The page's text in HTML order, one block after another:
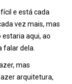
e está cada
vez mais, mas
aqui, ao
falar dela.
mas
arquitetura,